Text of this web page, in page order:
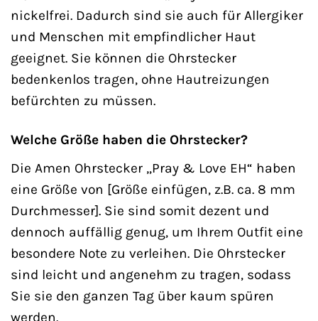
nickelfrei. Dadurch sind sie auch für Allergiker
und Menschen mit empfindlicher Haut
geeignet. Sie können die Ohrstecker
bedenkenlos tragen, ohne Hautreizungen
befürchten zu müssen.
Welche Größe haben die Ohrstecker?
Die Amen Ohrstecker „Pray & Love EH“ haben
eine Größe von [Größe einfügen, z.B. ca. 8 mm
Durchmesser]. Sie sind somit dezent und
dennoch auffällig genug, um Ihrem Outfit eine
besondere Note zu verleihen. Die Ohrstecker
sind leicht und angenehm zu tragen, sodass
Sie sie den ganzen Tag über kaum spüren
werden.